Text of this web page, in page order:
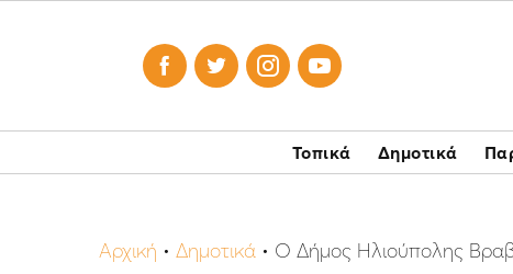
   
Τοπικά Δημοτικά
Αρχική • Δημοτικά • Ο Δήμος Ηλιούπολης